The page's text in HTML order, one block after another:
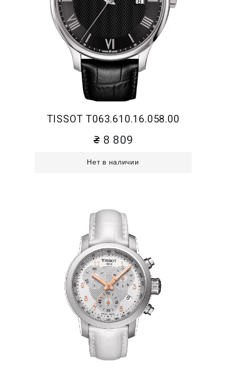
TISSOT T063.610.16.058.00
8 809
Нет в наличии